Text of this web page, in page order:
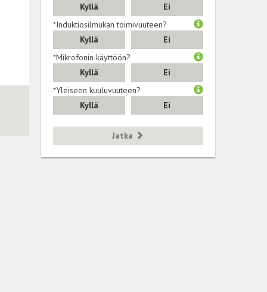
Kyllä
Ei
*Induktiosilmukan toimivuuteen?
Kyllä
Ei
*Mikrofonin käyttöön?
Kyllä
Ei
*Yleiseen kuuluvuuteen?
Kyllä
Ei
Jatka